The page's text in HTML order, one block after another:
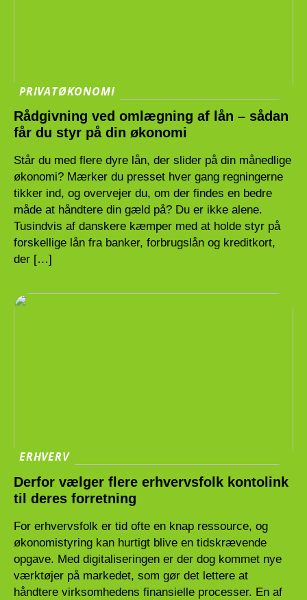
PRIVATØKONOMI
Rådgivning ved omlægning af lån – sådan
får du styr på din økonomi
Står du med flere dyre lån, der slider på din månedlige
økonomi? Mærker du presset hver gang regningerne
tikker ind, og overvejer du, om der findes en bedre
måde at håndtere din gæld på? Du er ikke alene.
Tusindvis af danskere kæmper med at holde styr på
forskellige lån fra banker, forbrugslån og kreditkort,
der […]
ERHVERV
Derfor vælger flere erhvervsfolk kontolink
til deres forretning
For erhvervsfolk er tid ofte en knap ressource, og
økonomistyring kan hurtigt blive en tidskrævende
opgave. Med digitaliseringen er der dog kommet nye
værktøjer på markedet, som gør det lettere at
håndtere virksomhedens finansielle processer. En af